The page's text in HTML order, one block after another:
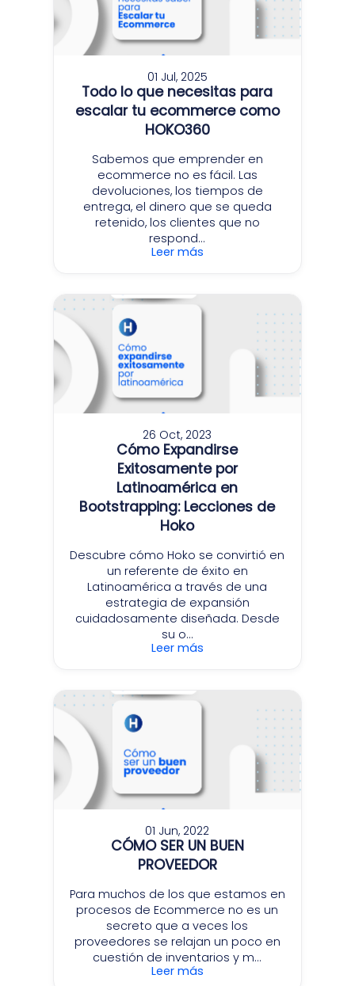
01 Jul, 2025
Todo lo que necesitas para
escalar tu ecommerce como
HOKO360
Sabemos que emprender en
ecommerce no es fácil. Las
devoluciones, los tiempos de
entrega, el dinero que se queda
retenido, los clientes que no
respond...
Leer más
26 Oct, 2023
Cómo Expandirse
Exitosamente por
Latinoamérica en
Bootstrapping: Lecciones de
Hoko
Descubre cómo Hoko se convirtió en
un referente de éxito en
Latinoamérica a través de una
estrategia de expansión
cuidadosamente diseñada. Desde
su o...
Leer más
01 Jun, 2022
CÓMO SER UN BUEN
PROVEEDOR
Para muchos de los que estamos en
procesos de Ecommerce no es un
secreto que a veces los
proveedores se relajan un poco en
cuestión de inventarios y m...
Leer más